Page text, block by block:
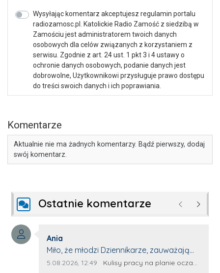
Wysyłając komentarz akceptujesz regulamin portalu
radiozamosc.pl. Katolickie Radio Zamość z siedzibą w
Zamościu jest administratorem twoich danych
osobowych dla celów związanych z korzystaniem z
serwisu. Zgodnie z art. 24 ust. 1 pkt 3 i 4 ustawy o
ochronie danych osobowych, podanie danych jest
dobrowolne, Użytkownikowi przysługuje prawo dostępu
do treści swoich danych i ich poprawiania.
Komentarze
Aktualnie nie ma żadnych komentarzy. Bądź pierwszy, dodaj
swój komentarz.
Ostatnie komentarze Poprzednie
Autor komentarza:
Ania
Treść komentarza:
Miło, że młodzi Dziennikarze, zauważają
młode talenty, które dopiero wkraczają
Data dodania komentarza:
5.08.2026, 12:49 Źródło komentarza:
Kulisy pracy na planie oczami młodego filmowca